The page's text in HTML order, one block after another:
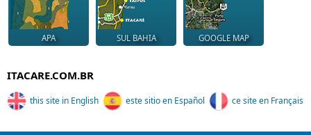
APA SUL BAHIA GOOGLE MAP
ITACARE.COM.BR
this site in English este sitio en Español ce site en Français